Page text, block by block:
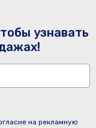
узнавать
на рекламную